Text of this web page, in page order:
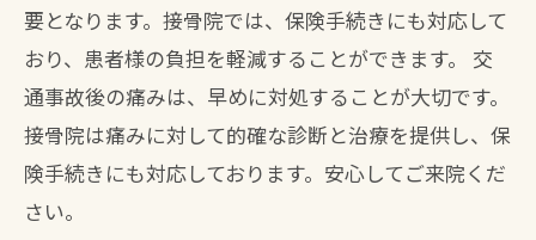
要となります。接骨院では、保険手続きにも対応して
おり、患者様の負担を軽減することができます。 交
通事故後の痛みは、早めに対処することが大切です。
接骨院は痛みに対して的確な診断と治療を提供し、保
険手続きにも対応しております。安心してご来院くだ
さい。